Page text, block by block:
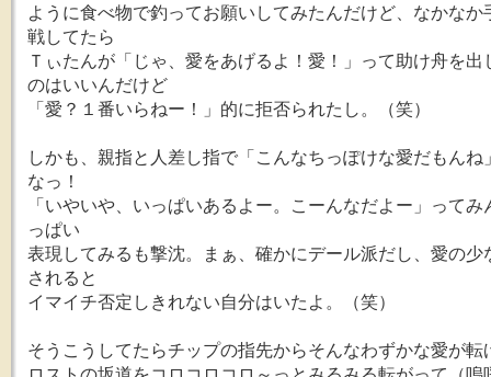
ように食べ物で釣ってお願いしてみたんだけど、なかなか
戦してたら
Ｔぃたんが「じゃ、愛をあげるよ！愛！」って助け舟を出
のはいいんだけど
「愛？１番いらねー！」的に拒否られたし。（笑）
しかも、親指と人差し指で「こんなちっぽけな愛だもんね
なっ！
「いやいや、いっぱいあるよー。こーんなだよー」ってみ
っぱい
表現してみるも撃沈。まぁ、確かにデール派だし、愛の少
されると
イマイチ否定しきれない自分はいたよ。（笑）
そうこうしてたらチップの指先からそんなわずかな愛が転